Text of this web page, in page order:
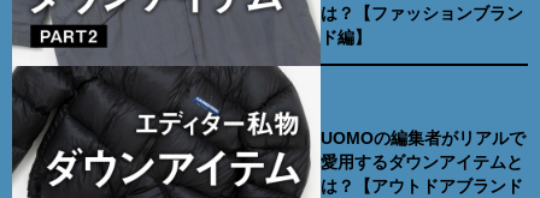
は？【ファッションブラン
ド編】
UOMOの編集者がリアルで
愛用するダウンアイテムと
は？【アウトドアブランド